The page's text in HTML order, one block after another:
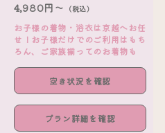
4,980円～ （税込）
お子様の着物・浴衣は京越へお任
せ！お子様だけでのご利用はもち
ろん、ご家族揃ってのお着物も
空き状況を確認
プラン詳細を確認